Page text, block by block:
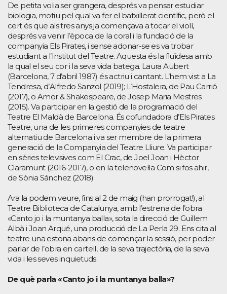
De petita volia ser grangera, després va pensar estudiar
biologia, motiu pel qual va fer el batxillerat científic, però el
cert és que als tres anys ja començava a tocar el violí,
després va venir l’època de la coral i la fundació de la
companyia Els Pirates, i sense adonar-se es va trobar
estudiant a l’Institut del Teatre. Aquesta és la fluïdesa amb
la qual el seu cor i la seva vida batega. Laura Aubert
(Barcelona, 7 d’abril 1987) és actriu i cantant. L’hem vist a La
Tendresa, d’Alfredo Sanzol (2019); L’Hostalera, de Pau Carrió
(2017), o Amor & Shakespeare, de Josep Maria Mestres
(2015). Va participar en la gestió de la programació del
Teatre El Maldà de Barcelona. És cofundadora d’Els Pirates
Teatre, una de les primeres companyies de teatre
alternatiu de Barcelona i va ser membre de la primera
generació de la Companyia del Teatre Lliure. Va participar
en sèries televisives com El Crac, de Joel Joan i Hèctor
Claramunt (2016-2017), o en la telenovel·la Com si fos ahir,
de Sònia Sánchez (2018).
Ara la podem veure, fins al 2 de maig (han prorrogat!), al
Teatre Biblioteca de Catalunya, amb l’estrena de l’obra
«Canto jo i la muntanya balla», sota la direcció de Guillem
Albà i Joan Arqué, una producció de La Perla 29. Ens cita al
teatre una estona abans de començar la sessió, per poder
parlar de l’obra en cartell, de la seva trajectòria, de la seva
vida i les seves inquietuds.
De què parla «Canto jo i la muntanya balla»?